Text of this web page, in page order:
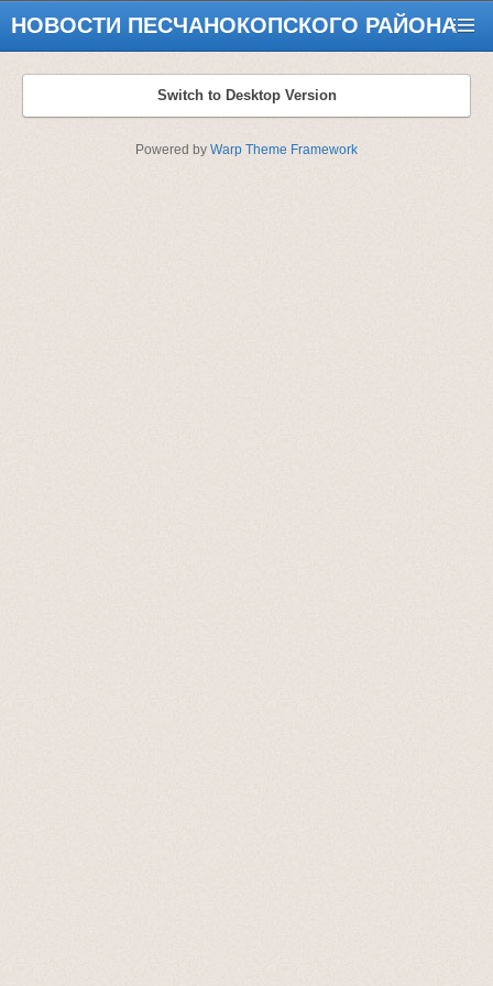
НОВОСТИ ПЕСЧАНОКОПСКОГО РАЙОНА
Switch to Desktop Version
Powered by Warp Theme Framework